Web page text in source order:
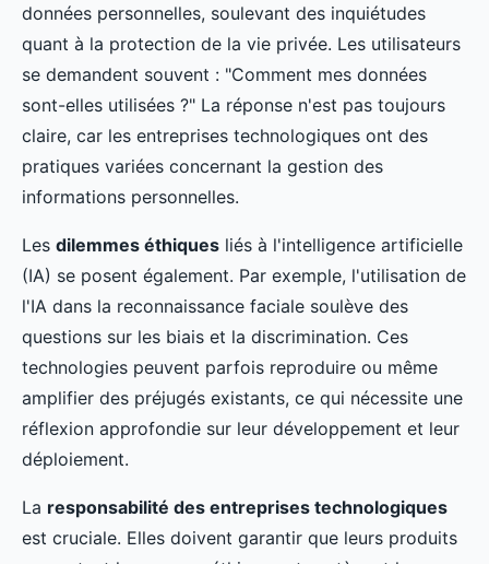
données personnelles, soulevant des inquiétudes
quant à la protection de la vie privée. Les utilisateurs
se demandent souvent : "Comment mes données
sont-elles utilisées ?" La réponse n'est pas toujours
claire, car les entreprises technologiques ont des
pratiques variées concernant la gestion des
informations personnelles.
Les dilemmes éthiques liés à l'intelligence artificielle
(IA) se posent également. Par exemple, l'utilisation de
l'IA dans la reconnaissance faciale soulève des
questions sur les biais et la discrimination. Ces
technologies peuvent parfois reproduire ou même
amplifier des préjugés existants, ce qui nécessite une
réflexion approfondie sur leur développement et leur
déploiement.
La responsabilité des entreprises technologiques
est cruciale. Elles doivent garantir que leurs produits